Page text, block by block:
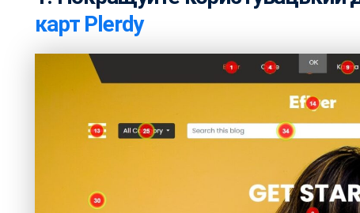
карт Plerdy